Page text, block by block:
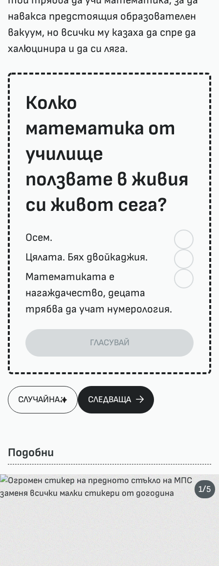
навакса предстоящия образователен
вакуум, но всички му казаха да спре да
халюцинира и да си ляга.
Колко
математика от
училище
ползвате в живия
си живот сега?
Осем.
Цялата. Бях двойкаджия.
Математиката е
нагаждачество, децата
трябва да учат нумерология.
ГЛАСУВАЙ
СЛУЧАЙНА СЛЕДВАЩА
Подобни
1/5